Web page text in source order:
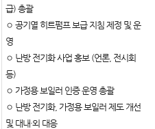
급) 총괄
◦ 공기열 히트펌프 보급 지침 제정 및 운
영
◦ 난방 전기화 사업 홍보 (언론, 전시회
등)
◦ 가정용 보일러 인증 운영 총괄
◦ 난방 전기화, 가정용 보일러 제도 개선
및 대내·외 대응